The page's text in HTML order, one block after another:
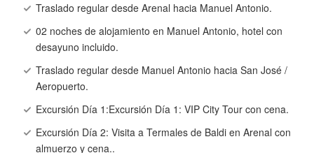
Traslado regular desde Arenal hacia Manuel Antonio.
02 noches de alojamiento en Manuel Antonio, hotel con
desayuno incluido.
Traslado regular desde Manuel Antonio hacia San José /
Aeropuerto.
Excursión Día 1:Excursión Día 1: VIP City Tour con cena.
Excursión Día 2: Visita a Termales de Baldi en Arenal con
almuerzo y cena..